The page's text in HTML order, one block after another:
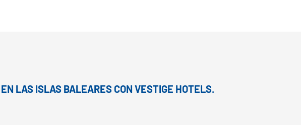
LAS ISLAS BALEARES CON VESTIGE HOTELS.